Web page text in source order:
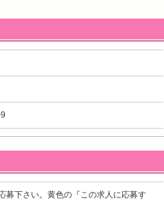
募下さい。黄色の『この求人に応募す